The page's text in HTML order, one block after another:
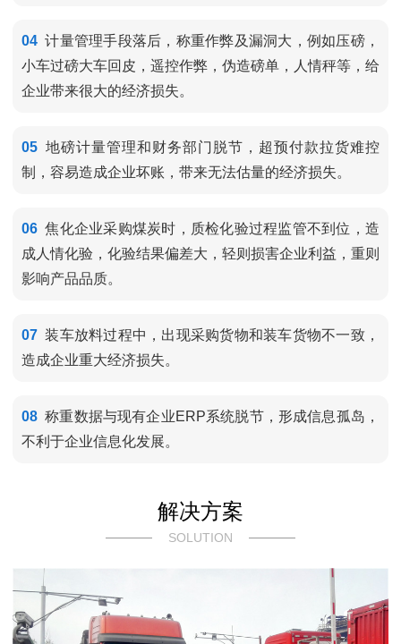
04 计量管理手段落后，称重作弊及漏洞大，例如压磅，
小车过磅大车回皮，遥控作弊，伪造磅单，人情秤等，给
企业带来很大的经济损失。
05 地磅计量管理和财务部门脱节，超预付款拉货难控
制，容易造成企业坏账，带来无法估量的经济损失。
06 焦化企业采购煤炭时，质检化验过程监管不到位，造
成人情化验，化验结果偏差大，轻则损害企业利益，重则
影响产品品质。
07 装车放料过程中，出现采购货物和装车货物不一致，
造成企业重大经济损失。
08 称重数据与现有企业ERP系统脱节，形成信息孤岛，
不利于企业信息化发展。
解决方案
SOLUTION